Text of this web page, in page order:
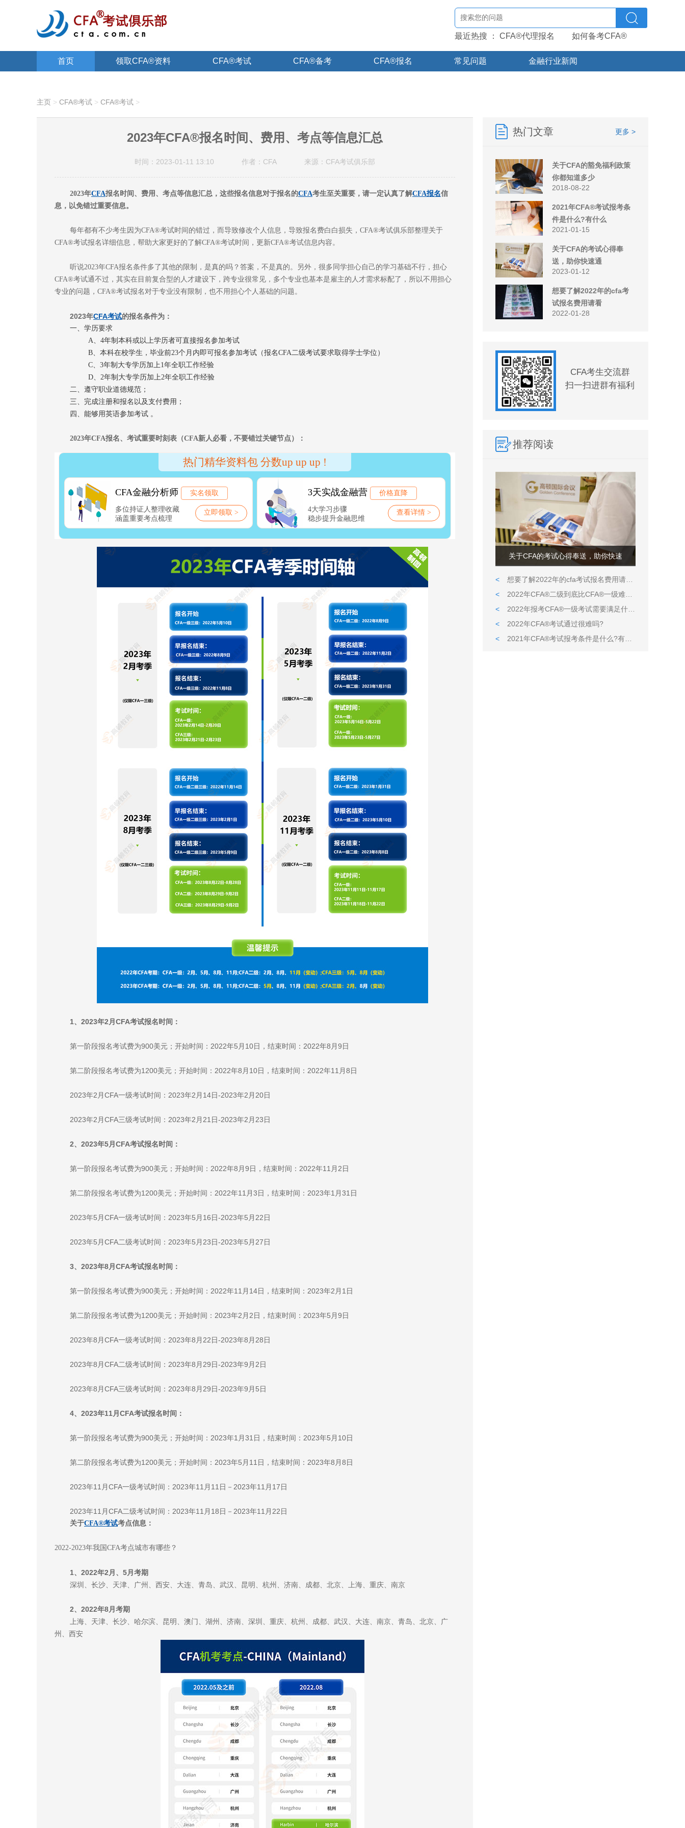
最近热搜 ： CFA®代理报名 如何备考CFA®
首页 领取CFA®资料 CFA®考试 CFA®备考 CFA®报名 常见问题 金融行业新闻
主页 > CFA®考试 > CFA®考试 >
2023年CFA®报名时间、费用、考点等信息汇总
时间：2023-01-11 13:10 作者：CFA 来源：CFA考试俱乐部
2023年CFA报名时间、费用、考点等信息汇总，这些报名信息对于报名的CFA考生至关重要，请一定认真了解CFA报名信
息，以免错过重要信息。
每年都有不少考生因为CFA®考试时间的错过，而导致修改个人信息，导致报名费白白损失，CFA®考试俱乐部整理关于
CFA®考试报名详细信息，帮助大家更好的了解CFA®考试时间，更新CFA®考试信息内容。
听说2023年CFA报名条件多了其他的限制，是真的吗？答案，不是真的。另外，很多同学担心自己的学习基础不行，担心
CFA®考试通不过，其实在目前复合型的人才建设下，跨专业很常见，多个专业也基本是雇主的人才需求标配了，所以不用担心
专业的问题，CFA®考试报名对于专业没有限制，也不用担心个人基础的问题。
2023年CFA考试的报名条件为：
一、学历要求
A、4年制本科或以上学历者可直接报名参加考试
B、本科在校学生，毕业前23个月内即可报名参加考试（报名CFA二级考试要求取得学士学位）
C、3年制大专学历加上1年全职工作经验
D、2年制大专学历加上2年全职工作经验
二、遵守职业道德规范；
三、完成注册和报名以及支付费用；
四、能够用英语参加考试 。
2023年CFA报名、考试重要时刻表（CFA新人必看，不要错过关键节点）：
1、2023年2月CFA考试报名时间：
第一阶段报名考试费为900美元；开始时间：2022年5月10日，结束时间：2022年8月9日
第二阶段报名考试费为1200美元；开始时间：2022年8月10日，结束时间：2022年11月8日
2023年2月CFA一级考试时间：2023年2月14日-2023年2月20日
2023年2月CFA三级考试时间：2023年2月21日-2023年2月23日
2、2023年5月CFA考试报名时间：
第一阶段报名考试费为900美元；开始时间：2022年8月9日，结束时间：2022年11月2日
第二阶段报名考试费为1200美元；开始时间：2022年11月3日，结束时间：2023年1月31日
2023年5月CFA一级考试时间：2023年5月16日-2023年5月22日
2023年5月CFA二级考试时间：2023年5月23日-2023年5月27日
3、2023年8月CFA考试报名时间：
第一阶段报名考试费为900美元；开始时间：2022年11月14日，结束时间：2023年2月1日
第二阶段报名考试费为1200美元；开始时间：2023年2月2日，结束时间：2023年5月9日
2023年8月CFA一级考试时间：2023年8月22日-2023年8月28日
2023年8月CFA二级考试时间：2023年8月29日-2023年9月2日
2023年8月CFA三级考试时间：2023年8月29日-2023年9月5日
4、2023年11月CFA考试报名时间：
第一阶段报名考试费为900美元；开始时间：2023年1月31日，结束时间：2023年5月10日
第二阶段报名考试费为1200美元；开始时间：2023年5月11日，结束时间：2023年8月8日
2023年11月CFA一级考试时间：2023年11月11日－2023年11月17日
2023年11月CFA二级考试时间：2023年11月18日－2023年11月22日
关于CFA®考试考点信息：
2022-2023年我国CFA考点城市有哪些？
1、2022年2月、5月考期
深圳、长沙、天津、广州、西安、大连、青岛、武汉、昆明、杭州、济南、成都、北京、上海、重庆、南京
2、2022年8月考期
上海、天津、长沙、哈尔滨、昆明、澳门、湖州、济南、深圳、重庆、杭州、成都、武汉、大连、南京、青岛、北京、广
州、西安
更多 >
热门文章
关于CFA的豁免福利政策
你都知道多少
2018-08-22
2021年CFA®考试报考条
件是什么?有什么
2021-01-15
关于CFA的考试心得奉
送，助你快速通
2023-01-12
想要了解2022年的cfa考
试报名费用请看
2022-01-28
CFA考生交流群
扫一扫进群有福利
推荐阅读
关于CFA的考试心得奉送，助你快速
<
想要了解2022年的cfa考试报名费用请看这里
<
2022年CFA®二级到底比CFA®一级难在哪儿?
<
2022年报考CFA®一级考试需要满足什么条件?
<
2022年CFA®考试通过很难吗?
<
2021年CFA®考试报考条件是什么?有什么限定吗?